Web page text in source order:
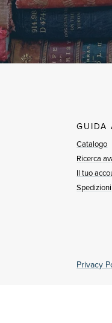
GUIDA
Catalogo
Ricerca
Il tuo
Spedizioni
Privacy